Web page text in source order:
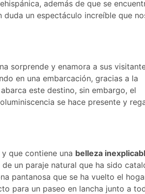
además de que se
un espectáculo increíble que
sorprende y enamora a sus
en una embarcación, gracias a la
este destino, sin embargo, el
se hace presente y
que contiene una belleza
un paraje natural que ha sido
pantanosa que se ha vuelto el
para un paseo en lancha junto a